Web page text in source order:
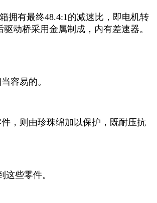
拥有最终48.4:1的减速比，即电机转
动桥采用金属制成，内有差速器。
容易的。
，则由珍珠绵加以保护，既耐压抗
些零件。